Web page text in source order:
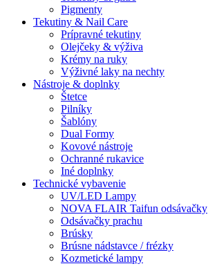
Pigmenty
Tekutiny & Nail Care
Prípravné tekutiny
Olejčeky & výživa
Krémy na ruky
Výživné laky na nechty
Nástroje & doplnky
Štetce
Pilníky
Šablóny
Dual Formy
Kovové nástroje
Ochranné rukavice
Iné doplnky
Technické vybavenie
UV/LED Lampy
NOVA FLAIR Taifun odsávačky
Odsávačky prachu
Brúsky
Brúsne nádstavce / frézky
Kozmetické lampy